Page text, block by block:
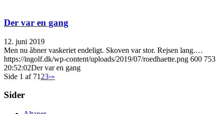
Der var en gang
12. juni 2019
Men nu åbner vaskeriet endeligt. Skoven var stor. Rejsen lang.…
https://ingolf.dk/wp-content/uploads/2019/07/roedhaette.png 600 753
20:52:02Der var en gang
Side 1 af 71 23›»
Sider